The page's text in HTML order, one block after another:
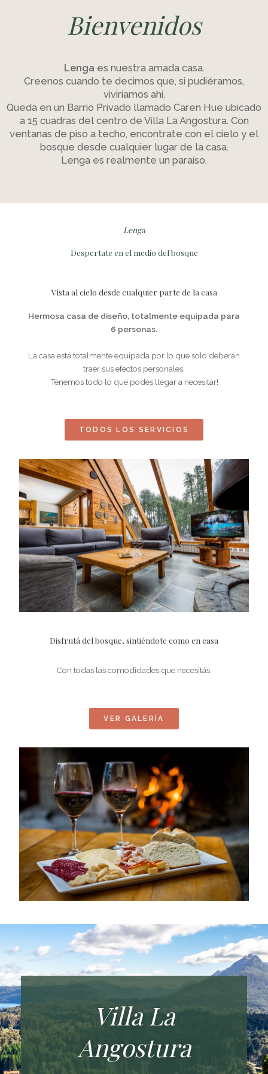
Bienvenidos
Lenga es nuestra amada casa.
Creenos cuando te decimos que, si pudiéramos,
viviríamos ahí.
Queda en un Barrio Privado llamado Caren Hue ubicado
a 15 cuadras del centro de Villa La Angostura. Con
ventanas de piso a techo, encontrate con el cielo y el
bosque desde cualquier lugar de la casa.
Lenga es realmente un paraíso.
Lenga
Despertate en el medio del bosque
Vista al cielo desde cualquier parte de la casa
Hermosa casa de diseño, totalmente equipada para
6 personas.
La casa está totalmente equipada por lo que solo deberán
traer sus efectos personales.
Tenemos todo lo que podés llegar a necesitar!
TODOS LOS SERVICIOS
Disfrutá del bosque, sintiéndote como en casa
Con todas las comodidades que necesitás.
VER GALERÍA
Villa La
Angostura